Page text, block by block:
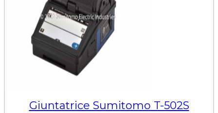
Giuntatrice Sumitomo T-502S